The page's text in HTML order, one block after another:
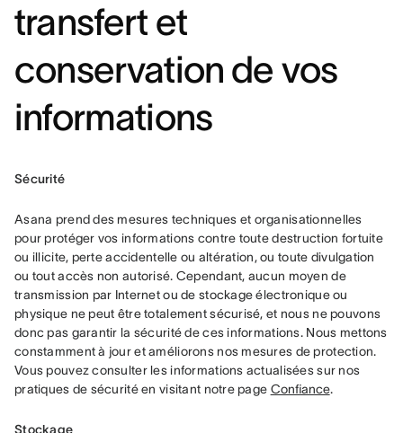
transfert et
conservation de vos
informations
Sécurité
Asana prend des mesures techniques et organisationnelles
pour protéger vos informations contre toute destruction fortuite
ou illicite, perte accidentelle ou altération, ou toute divulgation
ou tout accès non autorisé. Cependant, aucun moyen de
transmission par Internet ou de stockage électronique ou
physique ne peut être totalement sécurisé, et nous ne pouvons
donc pas garantir la sécurité de ces informations. Nous mettons
constamment à jour et améliorons nos mesures de protection.
Vous pouvez consulter les informations actualisées sur nos
pratiques de sécurité en visitant notre page Confiance.
Stockage